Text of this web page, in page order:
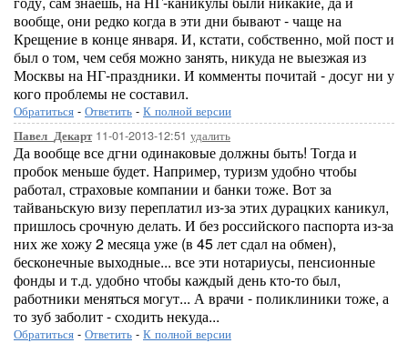
вообще, они редко когда в эти дни бывают - чаще на
Крещение в конце января. И, кстати, собственно, мой пост и
был о том, чем себя можно занять, никуда не выезжая из
Москвы на НГ-праздники. И комменты почитай - досуг ни у
кого проблемы не составил.
Обратиться - Ответить - К полной версии
Павел_Декарт11-01-2013-12:51 удалить
Да вообще все дгни одинаковые должны быть! Тогда и
пробок меньше будет. Например, туризм удобно чтобы
работал, страховые компании и банки тоже. Вот за
тайваньскую визу переплатил из-за этих дурацких каникул,
пришлось срочную делать. И без российского паспорта из-за
них же хожу 2 месяца уже (в 45 лет сдал на обмен),
бесконечные выходные... все эти нотариусы, пенсионные
фонды и т.д. удобно чтобы каждый день кто-то был,
работники меняться могут... А врачи - поликлиники тоже, а
то зуб заболит - сходить некуда...
Обратиться - Ответить - К полной версии